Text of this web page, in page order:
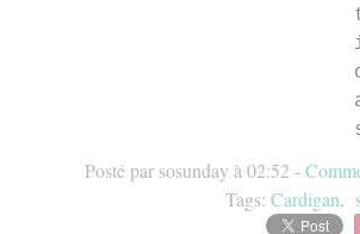
Posté par sosunday à 02:52 -
Tags: Cardigan,